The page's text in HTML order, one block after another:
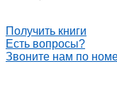
Получить книги
Есть вопросы?
Звоните нам по